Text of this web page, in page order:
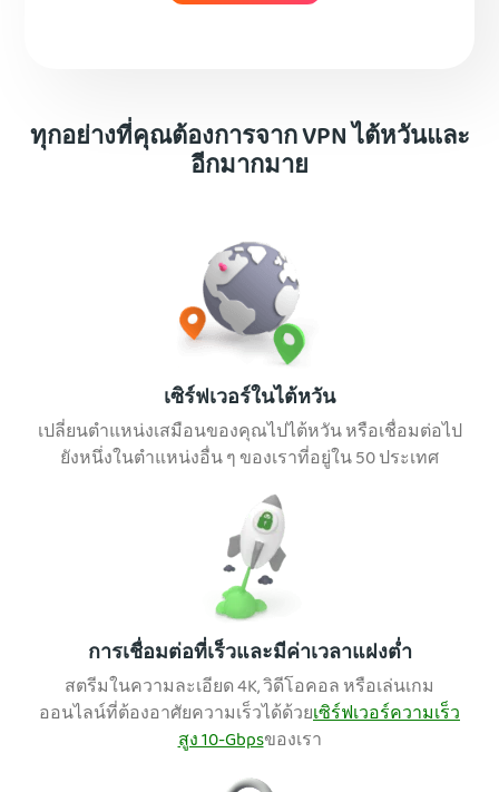
ทุกอย่างที่คุณต้องการจาก VPN ไต้หวันและ
อีกมากมาย
เซิร์ฟเวอร์ในไต้หวัน
เปลี่ยนตำแหน่งเสมือนของคุณไปไต้หวัน หรือเชื่อมต่อไป
ยังหนึ่งในตำแหน่งอื่น ๆ ของเราที่อยู่ใน 50 ประเทศ
การเชื่อมต่อที่เร็วและมีค่าเวลาแฝงต่ำ
สตรีมในความละเอียด 4K, วิดีโอคอล หรือเล่นเกม
ออนไลน์ที่ต้องอาศัยความเร็วได้ด้วยเซิร์ฟเวอร์ความเร็ว
สูง 10-Gbpsของเรา